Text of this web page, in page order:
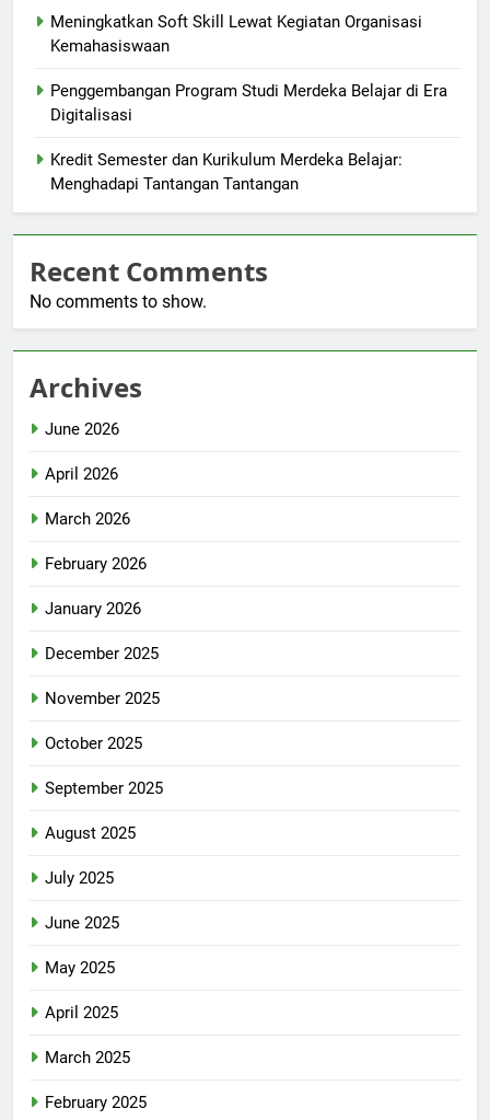
Meningkatkan Soft Skill Lewat Kegiatan Organisasi
Kemahasiswaan
Penggembangan Program Studi Merdeka Belajar di Era
Digitalisasi
Kredit Semester dan Kurikulum Merdeka Belajar:
Menghadapi Tantangan Tantangan
Recent Comments
No comments to show.
Archives
June 2026
April 2026
March 2026
February 2026
January 2026
December 2025
November 2025
October 2025
September 2025
August 2025
July 2025
June 2025
May 2025
April 2025
March 2025
February 2025